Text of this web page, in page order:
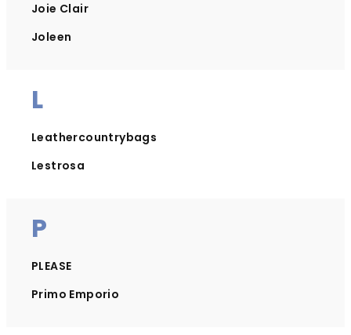
Joie Clair
Joleen
L
Leathercountrybags
Lestrosa
P
PLEASE
Primo Emporio